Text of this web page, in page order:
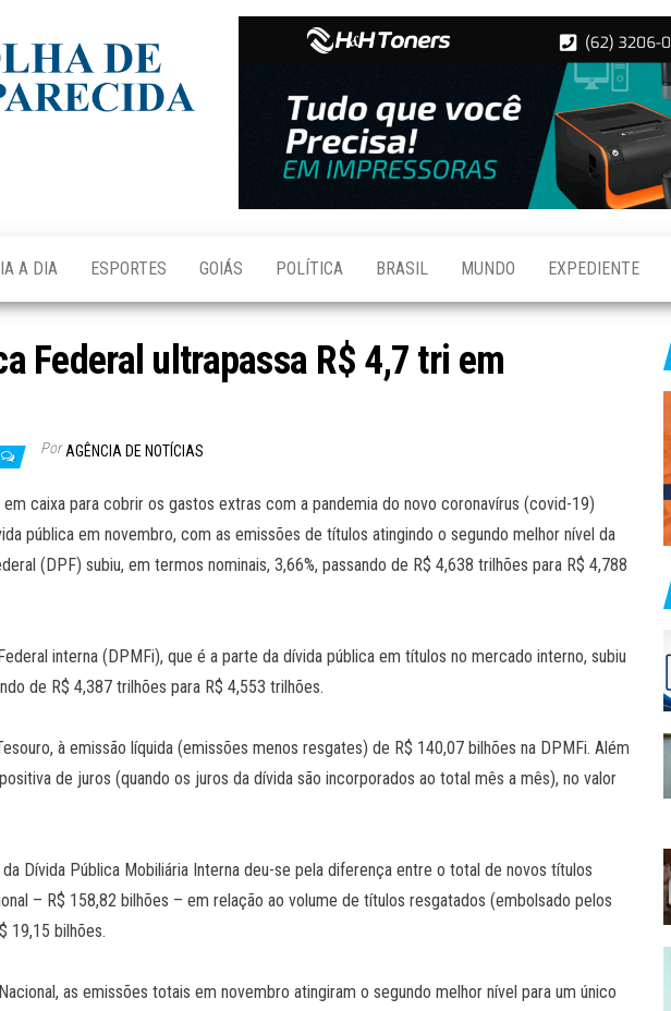
Aparecida
A DIA ESPORTES GOIÁS POLÍTICA BRASIL MUNDO EXPEDIENTE
Federal ultrapassa R$ 4,7 tri em
Por AGÊNCIA DE NOTÍCIAS
caixa para cobrir os gastos extras com a pandemia do novo coronavírus (covid-19)
pública em novembro, com as emissões de títulos atingindo o segundo melhor nível da
(DPF) subiu, em termos nominais, 3,66%, passando de R$ 4,638 trilhões para R$ 4,788
interna (DPMFi), que é a parte da dívida pública em títulos no mercado interno, subiu
de R$ 4,387 trilhões para R$ 4,553 trilhões.
à emissão líquida (emissões menos resgates) de R$ 140,07 bilhões na DPMFi. Além
de juros (quando os juros da dívida são incorporados ao total mês a mês), no valor
Dívida Pública Mobiliária Interna deu-se pela diferença entre o total de novos títulos
– R$ 158,82 bilhões – em relação ao volume de títulos resgatados (embolsado pelos
19,15 bilhões.
as emissões totais em novembro atingiram o segundo melhor nível para um único